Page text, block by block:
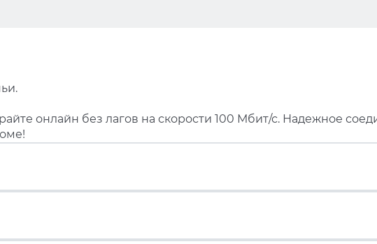
онлайн без лагов на скорости 100 Мбит/с. Надежное